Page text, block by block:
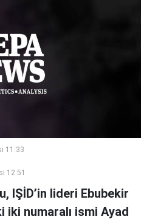
11:33
12:51
IŞİD’in lideri Ebubekir
iki numaralı ismi Ayad